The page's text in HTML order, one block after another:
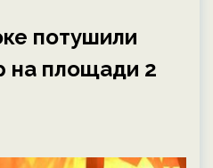
потушили
на площади 2